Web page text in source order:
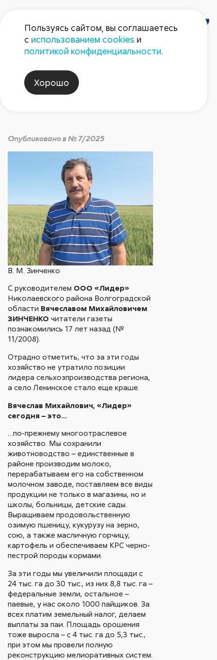
Дважды герой
Герой номера
Опубликовано в № 7/2025
В. М. Зинченко
С руководителем ООО «Лидер»
Николаевского района Волгоградской
области Вячеславом Михайловичем
ЗИНЧЕНКО читатели газеты
познакомились 17 лет назад (№
11/2008).
Отрадно отметить, что за эти годы
хозяйство не утратило позиции
лидера сельхозпроизводства региона,
а село Ленинское стало еще краше.
Вячеслав Михайлович, «Лидер»
сегодня – это…
…по-прежнему многоотраслевое
хозяйство. Мы сохранили
животноводство – единственные в
районе производим молоко,
перерабатываем его на собственном
молочном заводе, поставляем все виды
продукции не только в магазины, но и
школы, больницы, детские сады.
Выращиваем продовольственную
озимую пшеницу, кукурузу на зерно,
сою, а также масличную горчицу,
картофель и обеспечиваем КРС черно-
пестрой породы кормами.
За эти годы мы увеличили площади с
24 тыс. га до 30 тыс., из них 8,8 тыс. га –
федеральные земли, остальное –
паевые, у нас около 1000 пайщиков. За
всех платим земельный налог, делаем
выплаты за паи. Площадь орошения
тоже выросла – с 4 тыс. га до 5,3 тыс.,
при этом мы провели полную
реконструкцию мелиоративных систем.
Пользуясь сайтом, вы соглашаетесь
с использованием cookies и
политикой конфиденциальности.
Хорошо